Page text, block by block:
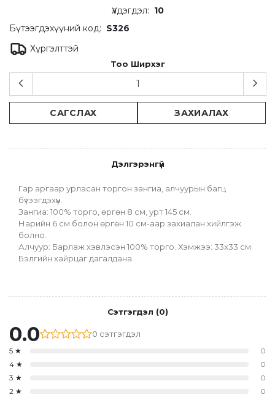
Үлдэгдэл: 10
Бүтээгдэхүүний код: S326
Хүргэлттэй
Тоо Ширхэг
САГСЛАХ ЗАХИАЛАХ
Дэлгэрэнгүй
Гар аргаар урласан торгон зангиа, алчуурын багц
бүтээгдэхүүн.
Зангиа: 100% торго, өргөн 8 см, урт 145 см.
Нарийн 6 см болон өргөн 10 см-аар захиалан хийлгэж
болно.
Алчуур: Барлаж хэвлэсэн 100% торго. Хэмжээ: 33х33 см
Бэлгийн хайрцаг дагалдана.
Сэтгэгдэл (0)
0.0 0 сэтгэгдэл
5 ★
0
4 ★
0
3 ★
0
2 ★
0